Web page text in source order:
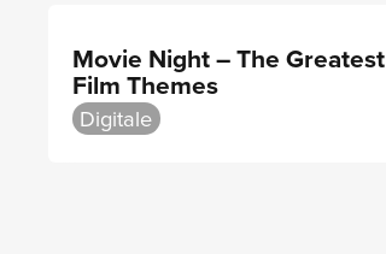
Movie Night – The Greatest
Film Themes
Digitale